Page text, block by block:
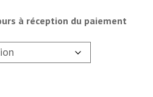
à réception du paiement